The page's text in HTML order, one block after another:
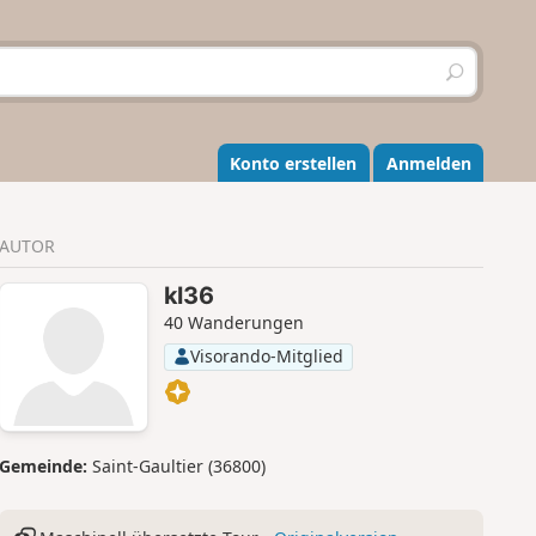
S
u
h
e
n
Konto erstellen Anmelden
AUTOR
kl36
40 Wanderungen
Visorando-Mitglied
Gemeinde: Saint-Gaultier (36800)